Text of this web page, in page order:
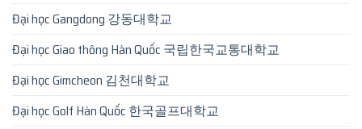
Đại học Gangdong 강동대학교
Đại học Giao thông Hàn Quốc 국립한국교통대학교
Đại học Gimcheon 김천대학교
Đại học Golf Hàn Quốc 한국골프대학교